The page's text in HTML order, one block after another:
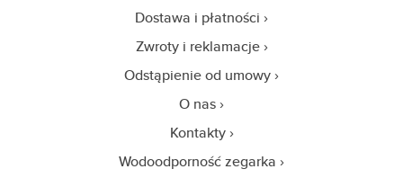
Dostawa i płatności
Zwroty i reklamacje
Odstąpienie od umowy
O nas
Kontakty
Wodoodporność zegarka